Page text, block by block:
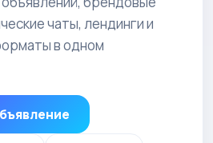
чаты, лендинги и
в одном